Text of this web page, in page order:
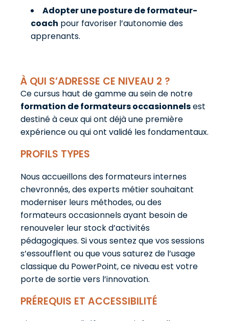
Adopter une posture de formateur-
coach pour favoriser l’autonomie des
apprenants.
À QUI S’ADRESSE CE NIVEAU 2 ?
Ce cursus haut de gamme au sein de notre
formation de formateurs occasionnelsest
destiné à ceux qui ont déjà une première
expérience ou qui ont validé les fondamentaux.
PROFILS TYPES
Nous accueillons des formateurs internes
chevronnés, des experts métier souhaitant
moderniser leurs méthodes, ou des
formateurs occasionnels ayant besoin de
renouveler leur stock d’activités
pédagogiques. Si vous sentez que vos sessions
s’essoufflent ou que vous saturez de l’usage
classique du PowerPoint, ce niveau est votre
porte de sortie vers l’innovation.
PRÉREQUIS ET ACCESSIBILITÉ